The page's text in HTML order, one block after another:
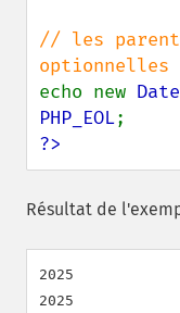
// les
echo new
PHP_EOL
?>
Résultat de
2025